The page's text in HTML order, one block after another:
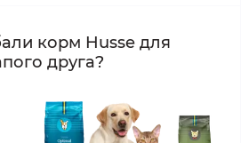
корм Husse для
друга?